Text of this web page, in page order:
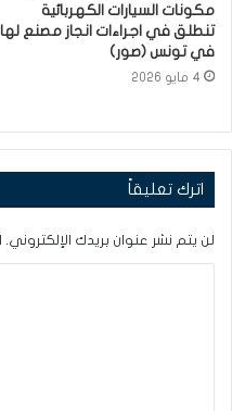
مكونات السيارات الكهربائية
تنطلق في اجراءات انجاز مصنع لها
في تونس (صور)
4 مايو 2026
اترك تعليقاً
لن يتم نشر عنوان بريدك الإلكتروني.